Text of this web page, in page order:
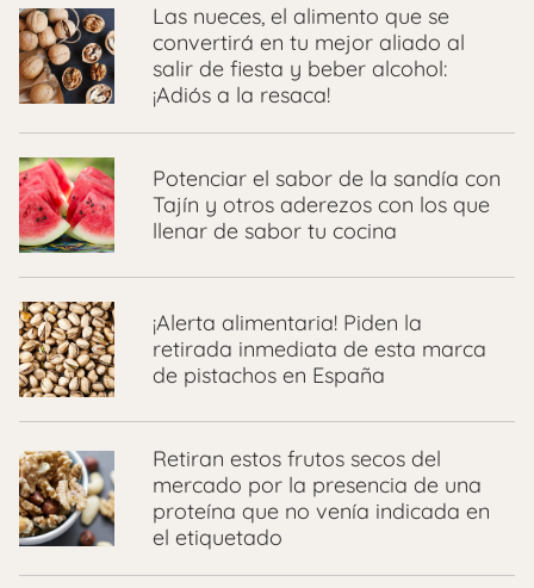
Las nueces, el alimento que se
convertirá en tu mejor aliado al
salir de fiesta y beber alcohol:
¡Adiós a la resaca!
Potenciar el sabor de la sandía con
Tajín y otros aderezos con los que
llenar de sabor tu cocina
¡Alerta alimentaria! Piden la
retirada inmediata de esta marca
de pistachos en España
Retiran estos frutos secos del
mercado por la presencia de una
proteína que no venía indicada en
el etiquetado